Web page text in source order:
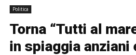
Politica
Torna “Tutti al
in spiaggia anziani